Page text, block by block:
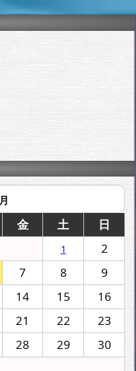
金 土 日
1
2
7 8
9
14 15
16
21 22
23
28 29
30